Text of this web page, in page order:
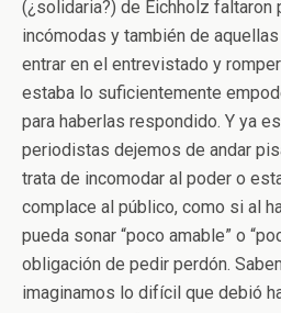
(¿solidaria?) de Eichholz faltaron
incómodas y también de
entrar en el entrevistado y
estaba lo suficientemente
para haberlas respondido. Y ya
periodistas dejemos de andar
trata de incomodar al poder o
complace al público, como si al
pueda sonar “poco amable” o
obligación de pedir perdón.
imaginamos lo difícil que debió